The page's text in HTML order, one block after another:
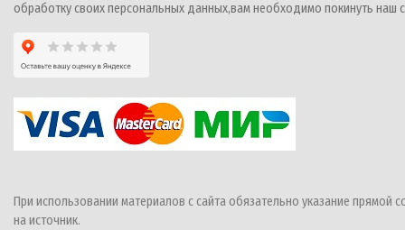
обработку своих персональных данных,вам необходимо покинуть наш
При использовании материалов с сайта обязательно указание прямой
на источник.